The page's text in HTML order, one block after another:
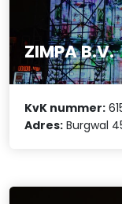
ZIMPA B.V.
KvK nummer:
Adres: Burgwal